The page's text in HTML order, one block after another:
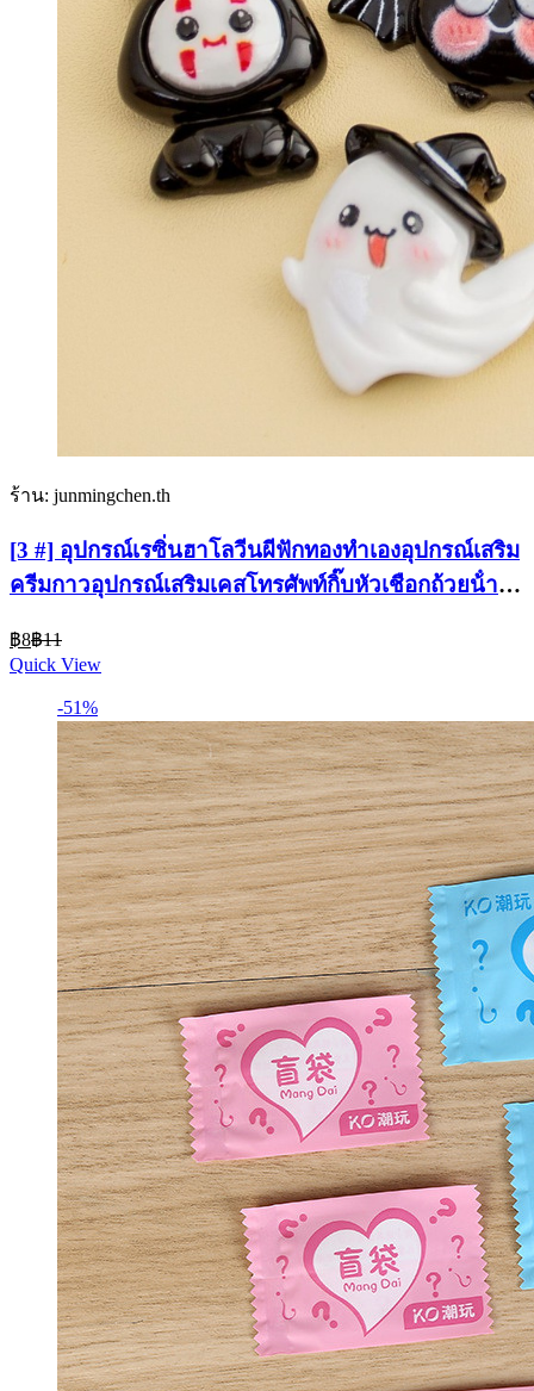
ร้าน: junmingchen.th
[3 #] อุปกรณ์เรซิ่นฮาโลวีนผีฟักทองทําเองอุปกรณ์เสริม
ครีมกาวอุปกรณ์เสริมเคสโทรศัพท์กิ๊บหัวเชือกถ้วยน้ํา
฿8Current
price
is:
฿11
price
was:
฿11.
Quick View
-51%